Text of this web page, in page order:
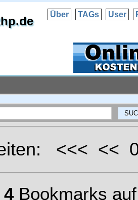
Über TAGs User
<<< <<
4Bookmarks